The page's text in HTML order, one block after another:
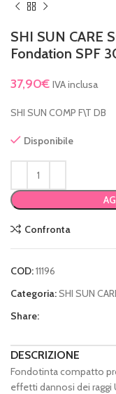
SHI SUN CARE
Fondation SPF
37,90€ IVA inclusa
SHI SUN COMP F\T DB
Disponibile
Confronta
COD:11196
Categoria:SHI SUN
Share:
DESCRIZIONE
Fondotinta compatto
effetti dannosi dei raggi